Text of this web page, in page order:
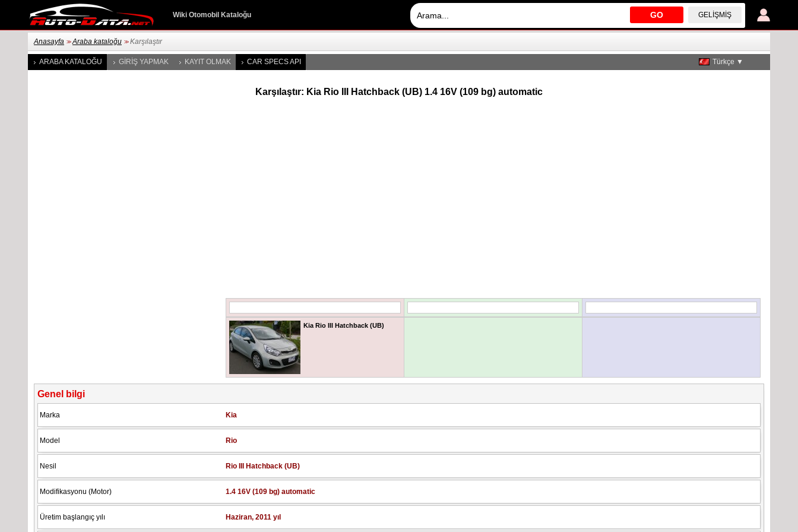
GO GELIŞMIŞ
Wiki Otomobil Kataloğu
Anasayfa >> Araba kataloğu >> Karşılaştır
ARABA KATALOĞU GIRIŞ YAPMAK KAYIT OLMAK CAR SPECS API Türkçe ▼
Karşılaştır: Kia Rio III Hatchback (UB) 1.4 16V (109 bg) automatic
Kia Rio III Hatchback (UB)
Genel bilgi
Marka Kia
Model Rio
Nesil Rio III Hatchback (UB)
Modifikasyonu (Motor) 1.4 16V (109 bg) automatic
Üretim başlangıç yılı Haziran, 2011 yıl